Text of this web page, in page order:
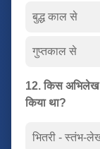
बुद्ध काल से
गुप्तकाल से
12. किस अभिलेख
किया था?
भितरी - स्तंभ-